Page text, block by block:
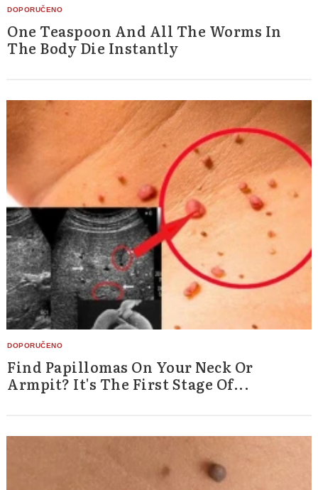
One Teaspoon And All The Worms In
The Body Die Instantly
Find Papillomas On Your Neck Or
Armpit? It's The First Stage Of...